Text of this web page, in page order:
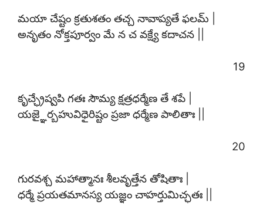
మయా చేష్టం క్రతుశతం తచ్చ నావాప్యతే ఫలమ్ |
అనృతం నోక్తపూర్వం మే న చ వక్ష్యే కదాచన ||
19
కృచ్ఛ్రేష్వపి గతః సౌమ్య క్షత్రధర్మేణ తే శపే |
యజ్ఞైర్బహువిధైరిష్టం ప్రజా ధర్మేణ పాలితాః ||
20
గురవశ్చ మహాత్మానః శీలవృత్తేన తోషితాః |
ధర్మే ప్రయతమానస్య యజ్ఞం చాహర్తుమిచ్ఛతః ||